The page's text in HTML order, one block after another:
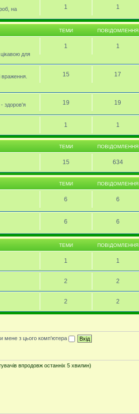
на
1 1
ТЕМИ ПОВІДОМЛЕННЯ
для
1 1
враження.
15 17
- здоров'я
19 19
1 1
ТЕМИ ПОВІДОМЛЕННЯ
15 634
ТЕМИ ПОВІДОМЛЕННЯ
6 6
6 6
ТЕМИ ПОВІДОМЛЕННЯ
1 1
2 2
2 2
мене з цього комп'ютера
впродовж останніх 5 хвилин)